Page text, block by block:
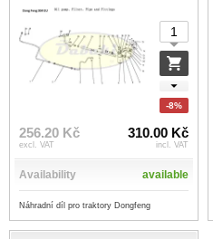
-8%
256.20 Kč
excl. VAT
310.00 Kč
incl. VAT
Availability available
Náhradní díl pro traktory Dongfeng